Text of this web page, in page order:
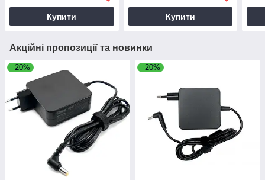
Купити Купити
Акційні пропозиції та новинки
–20% –20%